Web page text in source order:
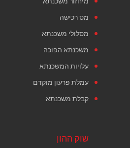
מס רכישה
מסלולי משכנתא
משכנתא הפוכה
עלויות המשכנתא
עמלת פרעון מוקדם
קבלת משכנתא
שוק ההון